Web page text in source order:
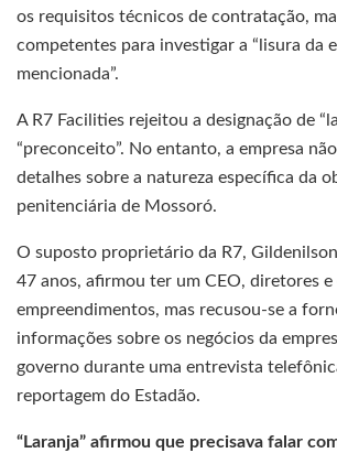
os requisitos técnicos de contratação,
competentes para investigar a “lisura da
mencionada”.
A R7 Facilities rejeitou a designação de
“preconceito”. No entanto, a empresa
detalhes sobre a natureza específica da
penitenciária de Mossoró.
O suposto proprietário da R7,
47 anos, afirmou ter um CEO, diretores
empreendimentos, mas recusou-se a
informações sobre os negócios da
governo durante uma entrevista
reportagem do Estadão.
“Laranja” afirmou que precisava falar